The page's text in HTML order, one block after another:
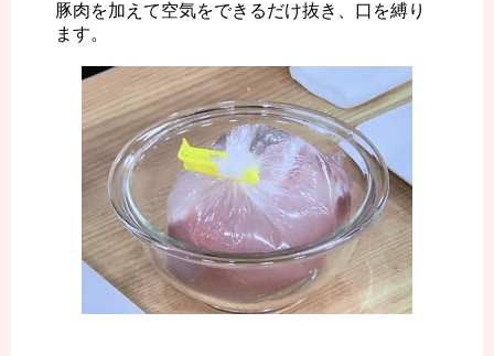
豚肉を加えて空気をできるだけ抜き、口を縛り
ます。